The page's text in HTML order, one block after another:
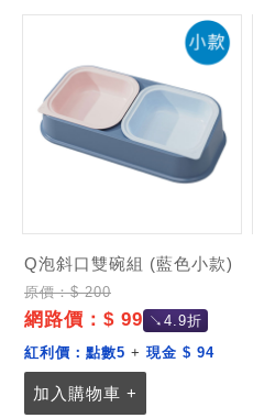
Q泡斜口雙碗組 (藍色小款)
原價：$ 200
網路價：$ 99 ↘4.9折
紅利價： 點數5 + 現金 $ 94
加入購物車 +